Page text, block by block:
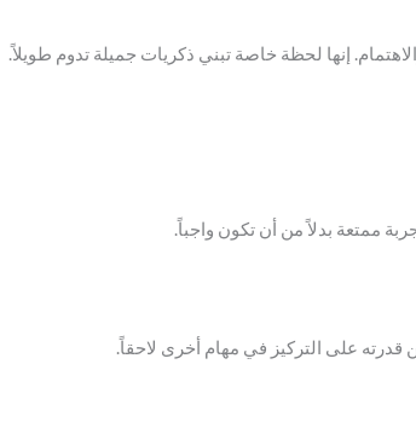
إنها لحظة خاصة تبني ذكريات جميلة تدوم طويلاً.
ممتعة بدلاً من أن تكون واجباً.
قدرته على التركيز في مهام أخرى لاحقاً.